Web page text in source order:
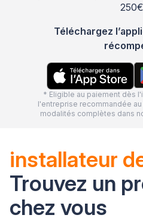
Téléchargez
* Eligible au paiement dès
l'entreprise recommandée
modalités complètes dans
installateur
Trouvez un
chez vous